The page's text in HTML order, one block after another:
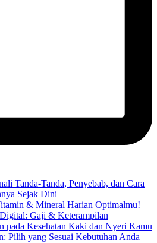
Tanda-Tanda, Penyebab, dan Cara
Sejak Dini
& Mineral Harian Optimalmu!
Gaji & Keterampilan
pada Kesehatan Kaki dan Nyeri Kamu
Pilih yang Sesuai Kebutuhan Anda